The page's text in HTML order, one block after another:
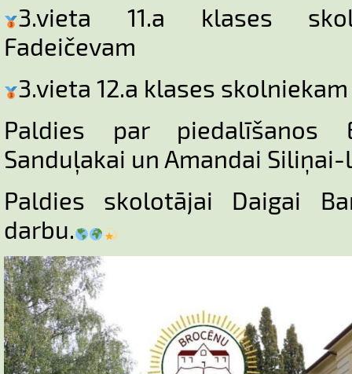
3.vieta 11.a klases
Fadeičevam
3.vieta 12.a klases
Paldies par piedalīšanos
Sanduļakai un Amandai
Paldies skolotājai Daigai
darbu.